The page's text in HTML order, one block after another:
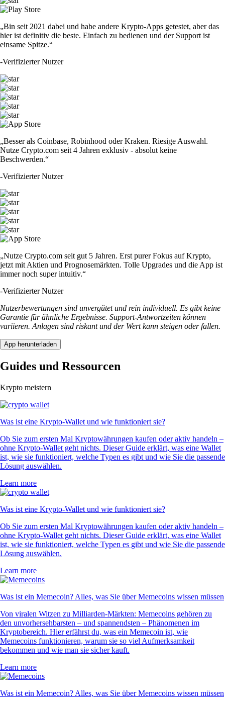
„Bin seit 2021 dabei und habe andere Krypto-Apps getestet, aber das
hier ist definitiv die beste. Einfach zu bedienen und der Support ist
einsame Spitze.“
-Verifizierter Nutzer
„Besser als Coinbase, Robinhood oder Kraken. Riesige Auswahl.
Nutze Crypto.com seit 4 Jahren exklusiv - absolut keine
Beschwerden.“
-Verifizierter Nutzer
„Nutze Crypto.com seit gut 5 Jahren. Erst purer Fokus auf Krypto,
jetzt mit Aktien und Prognosemärkten. Tolle Upgrades und die App ist
immer noch super intuitiv.“
-Verifizierter Nutzer
Nutzerbewertungen sind unvergütet und rein individuell. Es gibt keine
Garantie für ähnliche Ergebnisse. Support-Antwortzeiten können
variieren. Anlagen sind riskant und der Wert kann steigen oder fallen.
App herunterladen
Guides und Ressourcen
Krypto meistern
Was ist eine Krypto-Wallet und wie funktioniert sie?
Ob Sie zum ersten Mal Kryptowährungen kaufen oder aktiv handeln –
ohne Krypto-Wallet geht nichts. Dieser Guide erklärt, was eine Wallet
ist, wie sie funktioniert, welche Typen es gibt und wie Sie die passende
Lösung auswählen.
Learn more
Was ist eine Krypto-Wallet und wie funktioniert sie?
Ob Sie zum ersten Mal Kryptowährungen kaufen oder aktiv handeln –
ohne Krypto-Wallet geht nichts. Dieser Guide erklärt, was eine Wallet
ist, wie sie funktioniert, welche Typen es gibt und wie Sie die passende
Lösung auswählen.
Learn more
Was ist ein Memecoin? Alles, was Sie über Memecoins wissen müssen
Von viralen Witzen zu Milliarden-Märkten: Memecoins gehören zu
den unvorhersehbarsten – und spannendsten – Phänomenen im
Kryptobereich. Hier erfährst du, was ein Memecoin ist, wie
Memecoins funktionieren, warum sie so viel Aufmerksamkeit
bekommen und wie man sie sicher kauft.
Learn more
Was ist ein Memecoin? Alles, was Sie über Memecoins wissen müssen